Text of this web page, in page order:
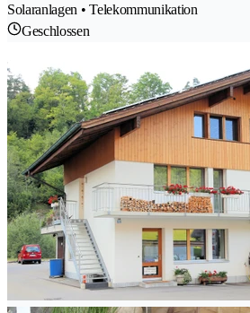
Solaranlagen • Telekommunikation
Geschlossen